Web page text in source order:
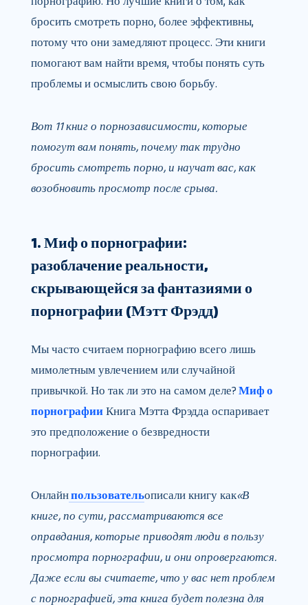
бросить смотреть порно, более эффективны,
потому что они замедляют процесс. Эти книги
помогают вам найти время, чтобы понять суть
проблемы и осмыслить свою борьбу.
Вот 11 книг о порнозависимости, которые
помогут вам понять, почему так трудно
бросить смотреть порно, и научат вас, как
возобновить просмотр после срыва.
1. Миф о порнографии:
разоблачение реальности,
скрывающейся за фантазиями о
порнографии (Мэтт Фрэдд)
Мы часто считаем порнографию всего лишь
мимолетным увлечением или случайной
привычкой. Но так ли это на самом деле? Миф о
порнографииКнига Мэтта Фрэдда оспаривает
это предположение о безвредности
порнографии.
Онлайнпользовательописали книгу как«В
книге, по сути, рассматриваются все
оправдания, которые приводят люди в пользу
просмотра порнографии, и они опровергаются.
Даже если вы считаете, что у вас нет проблем
с порнографией, эта книга будет полезна для